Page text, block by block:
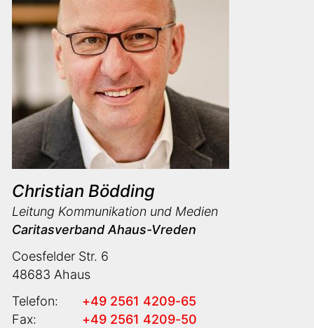
Christian Bödding
Leitung Kommunikation und Medien
Caritasverband Ahaus-Vreden
Coesfelder Str. 6
48683 Ahaus
Telefon:
+49 2561 4209-65
Fax:
+49 2561 4209-50